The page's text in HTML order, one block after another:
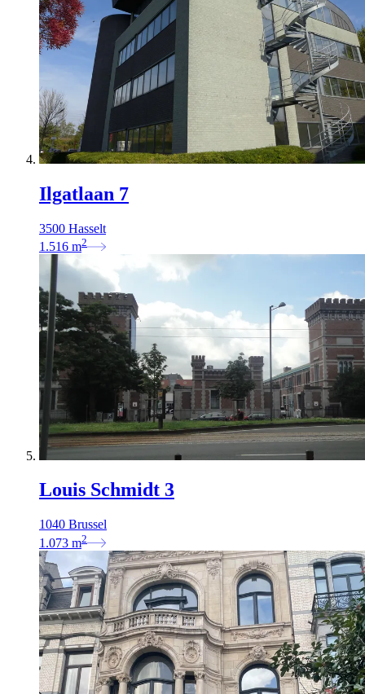
Ilgatlaan 7
3500 Hasselt
1.516 m2
Louis Schmidt 3
1040 Brussel
1.073 m2